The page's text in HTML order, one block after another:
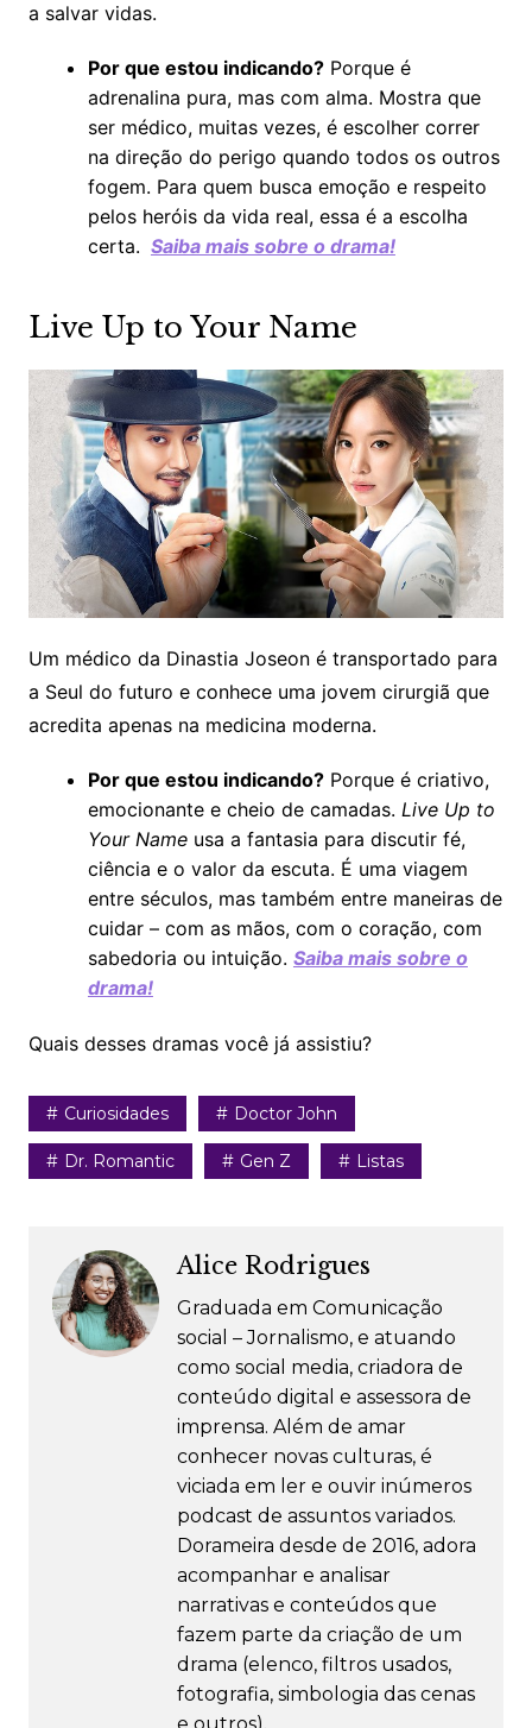
a salvar vidas.
Por que estou indicando?Porque é
adrenalina pura, mas com alma. Mostra que
ser médico, muitas vezes, é escolher correr
na direção do perigo quando todos os outros
fogem. Para quem busca emoção e respeito
pelos heróis da vida real, essa é a escolha
certa. Saiba mais sobre o drama!
Live Up to Your Name
Um médico da Dinastia Joseon é transportado para
a Seul do futuro e conhece uma jovem cirurgiã que
acredita apenas na medicina moderna.
Por que estou indicando?Porque é criativo,
emocionante e cheio de camadas. Live Up to
Your Nameusa a fantasia para discutir fé,
ciência e o valor da escuta. É uma viagem
entre séculos, mas também entre maneiras de
cuidar – com as mãos, com o coração, com
sabedoria ou intuição. Saiba mais sobre o
drama!
Quais desses dramas você já assistiu?
Curiosidades Doctor John
Dr. Romantic Gen Z Listas
Alice Rodrigues
Graduada em Comunicação
social – Jornalismo, e atuando
como social media, criadora de
conteúdo digital e assessora de
imprensa. Além de amar
conhecer novas culturas, é
viciada em ler e ouvir inúmeros
podcast de assuntos variados.
Dorameira desde de 2016, adora
acompanhar e analisar
narrativas e conteúdos que
fazem parte da criação de um
drama (elenco, filtros usados,
fotografia, simbologia das cenas
e outros).